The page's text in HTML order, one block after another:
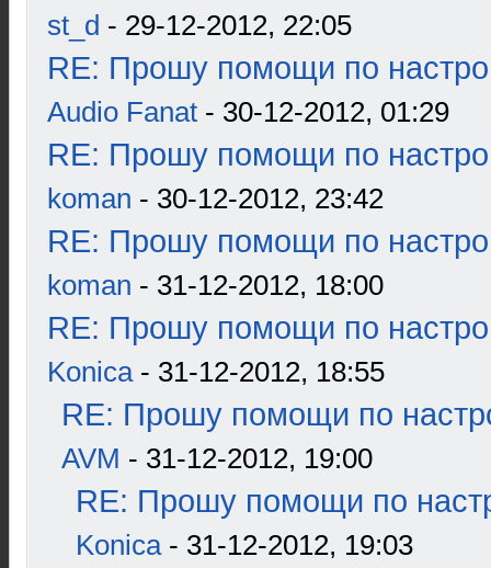
st_d - 29-12-2012, 22:05
RE: Прошу помощи по
Audio Fanat - 30-12-2012, 01:29
RE: Прошу помощи по
koman - 30-12-2012, 23:42
RE: Прошу помощи по
koman - 31-12-2012, 18:00
RE: Прошу помощи по
Konica- 31-12-2012, 18:55
RE: Прошу помощи по
AVM - 31-12-2012, 19:00
RE: Прошу помощи по
Konica- 31-12-2012, 19:03